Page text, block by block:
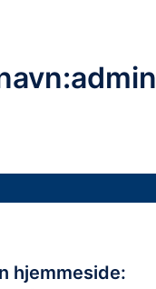
hjemmeside: